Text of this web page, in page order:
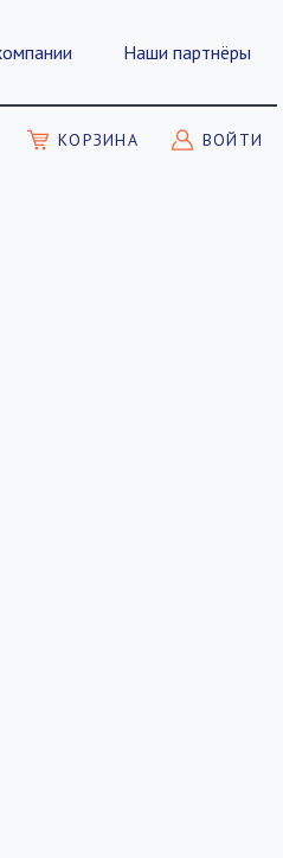
Наши партнёры
КОРЗИНА ВОЙТИ